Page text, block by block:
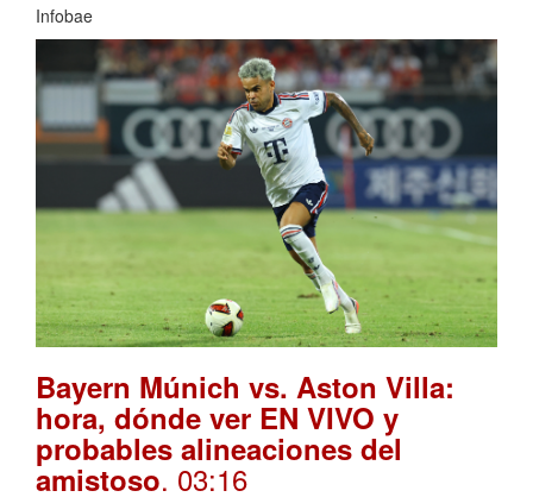
Infobae
Bayern Múnich vs. Aston Villa:
hora, dónde ver EN VIVO y
probables alineaciones del
amistoso. 03:16